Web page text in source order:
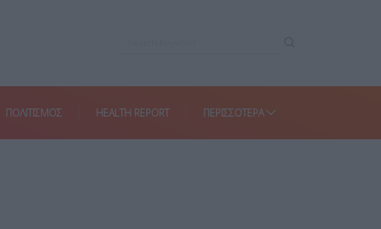
ΠΟΛΙΤΙΣΜΟΣ HEALTH REPORT ΠΕΡΙΣΣΌΤΕΡΑ